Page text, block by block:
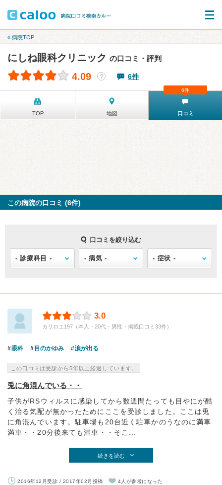
« 病院TOP
にしね眼科クリニック の口コミ・評判
4.09 ？ 6件
TOP 地図 口コミ
6件
この病院の口コミ (6件)
口コミを絞り込む
3.0
カリロエ197（本人・20代・男性・掲載口コミ33件）
眼科 目のかゆみ 涙が出る
この口コミは受診から5年以上経過しています。
兎に角混んでいる・・
子供がRSウィルスに感染してから数週間たっても目やにが酷
く治る気配が無かったためにここを受診しました。ここは兎
に角混んでいます。駐車場も20台近く駐車かのうなのに満車
満車・・20分後来ても満車・・そこ...
続きを読む
2016年12月受診 / 2017年02月投稿 4人が参考になった